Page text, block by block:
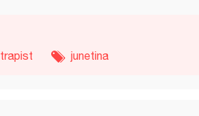
trapist junetina